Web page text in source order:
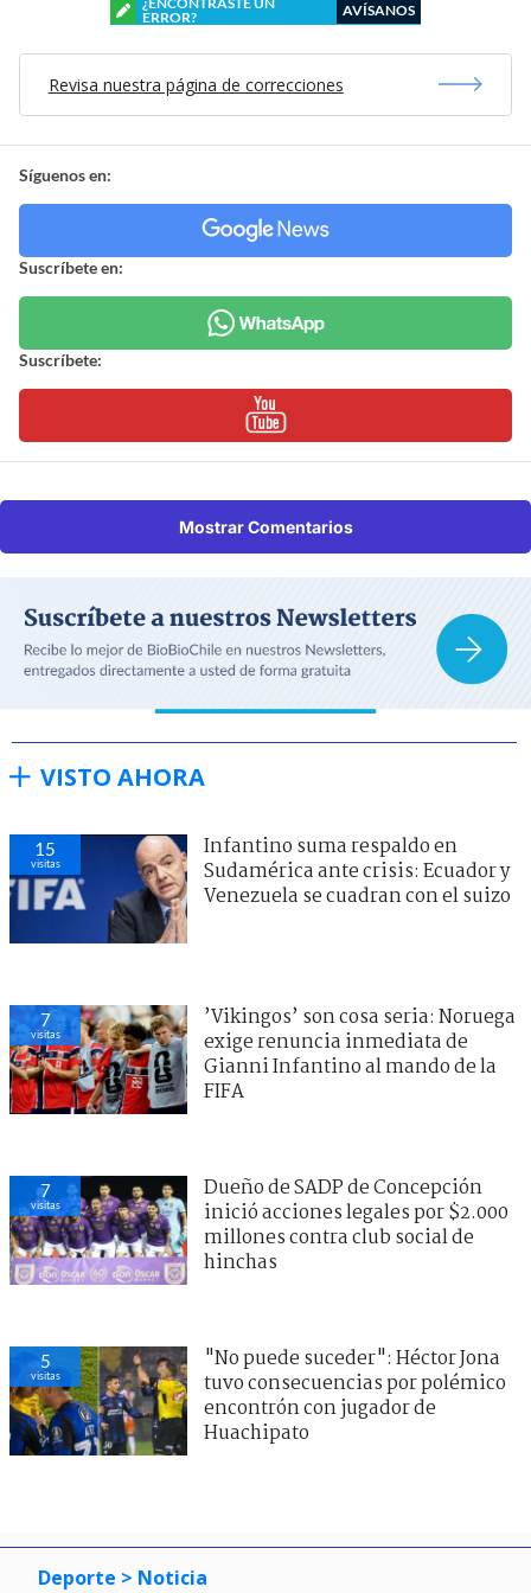
ERROR?
AVÍSANOS
Revisa nuestra página de correcciones
Síguenos en:
Suscríbete en:
Suscríbete:
Mostrar Comentarios
VISTO AHORA
15
visitas
Infantino suma respaldo en
Sudamérica ante crisis: Ecuador y
Venezuela se cuadran con el suizo
7
visitas
’Vikingos’ son cosa seria: Noruega
exige renuncia inmediata de
Gianni Infantino al mando de la
FIFA
7
visitas
Dueño de SADP de Concepción
inició acciones legales por $2.000
millones contra club social de
hinchas
5
visitas
"No puede suceder": Héctor Jona
tuvo consecuencias por polémico
encontrón con jugador de
Huachipato
Deporte > Noticia